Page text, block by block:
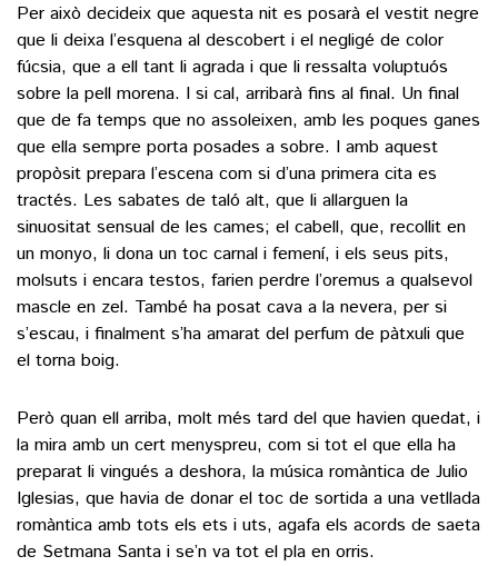
Per això decideix que aquesta nit es posarà el vestit negre
que li deixa l’esquena al descobert i el negligé de color
fúcsia, que a ell tant li agrada i que li ressalta voluptuós
sobre la pell morena. I si cal, arribarà fins al final. Un final
que de fa temps que no assoleixen, amb les poques ganes
que ella sempre porta posades a sobre. I amb aquest
propòsit prepara l’escena com si d’una primera cita es
tractés. Les sabates de taló alt, que li allarguen la
sinuositat sensual de les cames; el cabell, que, recollit en
un monyo, li dona un toc carnal i femení, i els seus pits,
molsuts i encara testos, farien perdre l’oremus a qualsevol
mascle en zel. També ha posat cava a la nevera, per si
s’escau, i finalment s’ha amarat del perfum de pàtxuli que
el torna boig.
Però quan ell arriba, molt més tard del que havien quedat, i
la mira amb un cert menyspreu, com si tot el que ella ha
preparat li vingués a deshora, la música romàntica de Julio
Iglesias, que havia de donar el toc de sortida a una vetllada
romàntica amb tots els ets i uts, agafa els acords de saeta
de Setmana Santa i se’n va tot el pla en orris.